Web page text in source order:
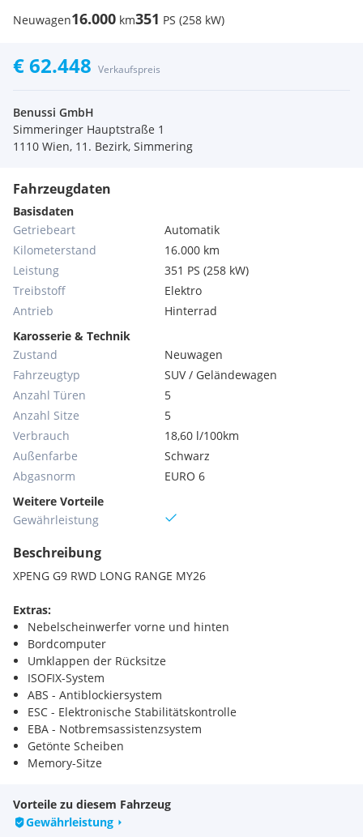
Neuwagen16.000 km351 PS (258 kW)
€ 62.448 Verkaufspreis
Benussi GmbH
Simmeringer Hauptstraße 1
1110 Wien, 11. Bezirk, Simmering
Fahrzeugdaten
Basisdaten
Getriebeart
Automatik
Kilometerstand
16.000 km
Leistung
351 PS (258 kW)
Treibstoff
Elektro
Antrieb
Hinterrad
Karosserie & Technik
Zustand
Neuwagen
Fahrzeugtyp
SUV / Geländewagen
Anzahl Türen
5
Anzahl Sitze
5
Verbrauch
18,60 l/100km
Außenfarbe
Schwarz
Abgasnorm
EURO 6
Weitere Vorteile
Gewährleistung
Beschreibung
XPENG G9 RWD LONG RANGE MY26
Extras:
Nebelscheinwerfer vorne und hinten
Bordcomputer
Umklappen der Rücksitze
ISOFIX-System
ABS - Antiblockiersystem
ESC - Elektronische Stabilitätskontrolle
EBA - Notbremsassistenzsystem
Getönte Scheiben
Memory-Sitze
Ambiente-Beleuchtung
LED-Scheinwerfer
Sitzbelüftung
Vorteile zu diesem Fahrzeug
Gewährleistung